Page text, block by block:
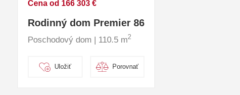
Cena od 166 303 €
Rodinný dom Premier 86
Poschodový dom | 110.5 m2
Uložiť Porovnať